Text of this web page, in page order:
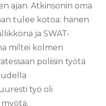
ajan. Atkinsonin oma
tulee kotoa: hänen
ja SWAT-
miltei kolmen
poliisin työtä
työ oli